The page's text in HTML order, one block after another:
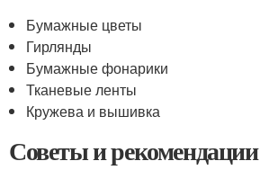
Бумажные цветы
Гирлянды
Бумажные фонарики
Тканевые ленты
Кружева и вышивка
Советы и рекомендации